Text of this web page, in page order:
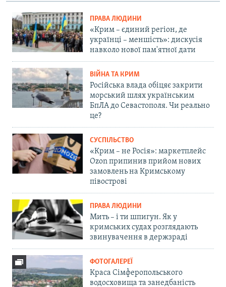
ПРАВА ЛЮДИНИ
«Крим – єдиний регіон, де
українці – меншість»: дискусія
навколо нової пам'ятної дати
ВІЙНА ТА КРИМ
Російська влада обіцяє закрити
морський шлях українським
БпЛА до Севастополя. Чи реально
це?
СУСПІЛЬСТВО
«Крим – не Росія»: маркетплейс
Ozon припинив прийом нових
замовлень на Кримському
півострові
ПРАВА ЛЮДИНИ
Мить – і ти шпигун. Як у
кримських судах розглядають
звинувачення в держзраді
ФОТОГАЛЕРЕЇ
Краса Сімферопольського
водосховища та занедбаність